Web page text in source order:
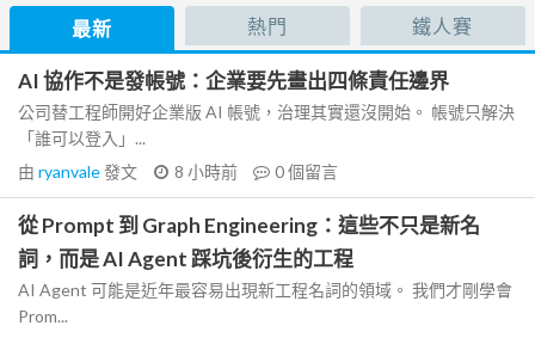
最新 熱門 鐵人賽
AI 協作不是發帳號：企業要先畫出四條責任邊界
公司替工程師開好企業版 AI 帳號，治理其實還沒開始。 帳號只解決
「誰可以登入」...
由 ryanvale發文 8 小時前 0個留言
從 Prompt 到 Graph Engineering：這些不只是新名
詞，而是 AI Agent 踩坑後衍生的工程
AI Agent 可能是近年最容易出現新工程名詞的領域。 我們才剛學會
Prom...